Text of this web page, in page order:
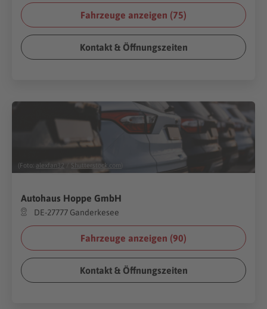
Fahrzeuge anzeigen (75)
Kontakt & Öffnungszeiten
(Foto: alexfan32 Shutterstock.com
Autohaus Hoppe GmbH
DE-27777 Ganderkesee
Fahrzeuge anzeigen (90)
Kontakt & Öffnungszeiten